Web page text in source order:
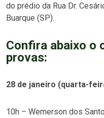
do prédio da Rua Dr.
Buarque (SP).
Confira abaixo o
provas:
28 de janeiro (quarta-
10h – Wemerson dos